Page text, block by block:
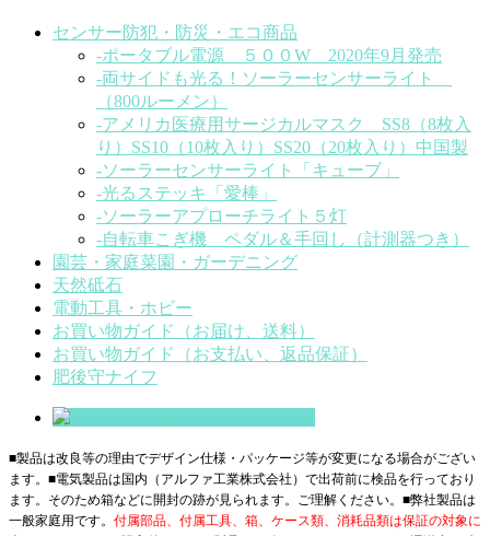
センサー防犯・防災・エコ商品
-ポータブル電源 ５００W 2020年9月発売
-両サイドも光る！ソーラーセンサーライト
（800ルーメン）
-アメリカ医療用サージカルマスク SS8（8枚入
り）SS10（10枚入り）SS20（20枚入り）中国製
-ソーラーセンサーライト「キューブ」
-光るステッキ「愛棒」
-ソーラーアプローチライト５灯
-自転車こぎ機 ペダル＆手回し（計測器つき）
園芸・家庭菜園・ガーデニング
天然砥石
電動工具・ホビー
お買い物ガイド（お届け、送料）
お買い物ガイド（お支払い、返品保証）
肥後守ナイフ
■製品は改良等の理由でデザイン仕様・パッケージ等が変更になる場合がござい
ます。■電気製品は国内（アルファ工業株式会社）で出荷前に検品を行っており
ます。そのため箱などに開封の跡が見られます。ご理解ください。■弊社製品は
一般家庭用です。 付属部品、付属工具、箱、ケース類、消耗品類は保証の対象に